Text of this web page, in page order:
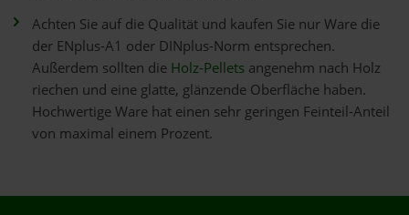
Achten Sie auf die Qualität und kaufen Sie nur Ware die
der ENplus-A1 oder DINplus-Norm entsprechen.
Außerdem sollten die Holz-Pellets angenehm nach Holz
riechen und eine glatte, glänzende Oberfläche haben.
Hochwertige Ware hat einen sehr geringen Feinteil-Anteil
von maximal einem Prozent.